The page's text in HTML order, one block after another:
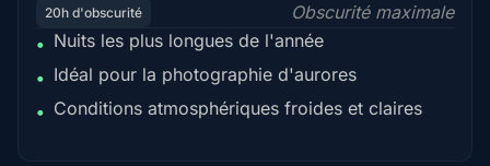
20h d'obscurité
Obscurité maximale
• Nuits les plus longues de l'année
• Idéal pour la photographie d'aurores
• Conditions atmosphériques froides et claires